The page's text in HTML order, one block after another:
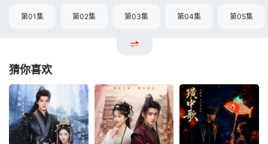
第01集 第02集 第03集 第04集 第05集
猜你喜欢